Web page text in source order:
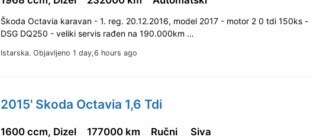
Istarska. Objavljeno 1 day,6 hours ago
Škoda Octavia karavan - 1. reg. 20.12.2016, model 2017 - motor 2 0 tdi 150ks
DSG DQ250 - veliki servis rađen na 190.000km …
2015' Skoda Octavia 1,6 Tdi
1600 ccm, Dizel 177000 km Ručni Siva